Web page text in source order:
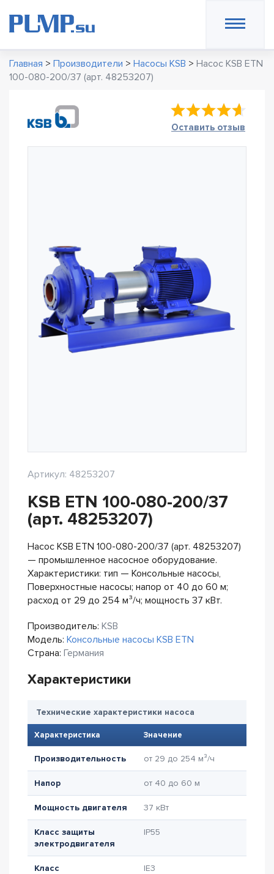
Главная > Производители > Насосы KSB > Насос KSB ETN
100-080-200/37 (арт. 48253207)
Оставить отзыв
Артикул: 48253207
KSB ETN 100-080-200/37
(арт. 48253207)
Насос KSB ETN 100-080-200/37 (арт. 48253207)
— промышленное насосное оборудование.
Характеристики: тип — Консольные насосы,
Поверхностные насосы; напор от 40 до 60 м;
расход от 29 до 254 м³/ч; мощность 37 кВт.
Производитель: KSB
Модель: Консольные насосы KSB ETN
Страна: Германия
Характеристики
Технические характеристики насоса
Характеристика Значение
Производительность от 29 до 254 м³/ч
Напор от 40 до 60 м
Мощность двигателя 37 кВт
Класс защиты
электродвигателя
IP55
Класс
IE3